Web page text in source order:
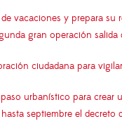
vacaciones y prepara su
gran operación
ciudadana para
urbanístico para
septiembre el decreto